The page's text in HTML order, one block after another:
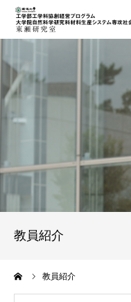
教員紹介
教員紹介
研究室概要
研究の紹介・研究業績